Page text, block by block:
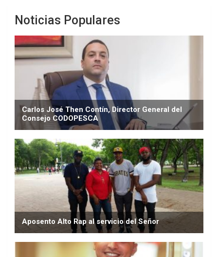
Noticias Populares